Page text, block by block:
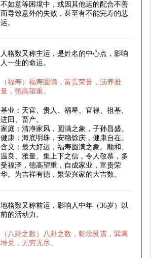
不如意等困境中，或因其他运的配合不善
而导致意外的失败，甚至有不能完寿的悲
运。
人格数又称主运，是姓名的中心点，影响
人一生的命运。
（福寿）福寿圆满，富贵荣誉，涵养雅
量，德高望重。
基业：天官、贵人、福星、官禄、祖基、
进田、畜产。
家庭：清净家风，圆满之象，子孙昌盛。
健康：海底明珠，安稳馀庆，健康自在。
含义：最大好运，福寿圆满之象。顺和、
温良、雅量。集上下之信，令人敬慕，多
受福泽，德高望重，自成家业，富贵荣
华。为吉祥有德，繁荣兴家的大吉数。
地格数又称前运，影响人中年（36岁）以
前的活动力。
（八卦之数）八卦之数，乾坎艮震，巽离
坤兑，无穷无尽。